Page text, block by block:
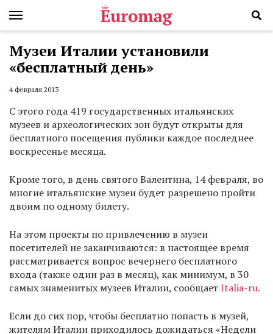
Музеи Италии установили
«бесплатный день»
4 февраля 2013
С этого года 419 государственных итальянских
музеев и археологических зон будут открыты для
бесплатного посещения публики каждое последнее
воскресенье месяца.
Кроме того, в день святого Валентина, 14 февраля, во
многие итальянские музеи будет разрешено пройти
двоим по одному билету.
На этом проекты по привлечению в музеи
посетителей не заканчиваются: в настоящее время
рассматривается вопрос вечернего бесплатного
входа (также один раз в месяц), как минимум, в 30
самых знаменитых музеев Италии, сообщает Italia-ru.
Если до сих пор, чтобы бесплатно попасть в музей,
жителям Италии приходилось дожидаться «Недели